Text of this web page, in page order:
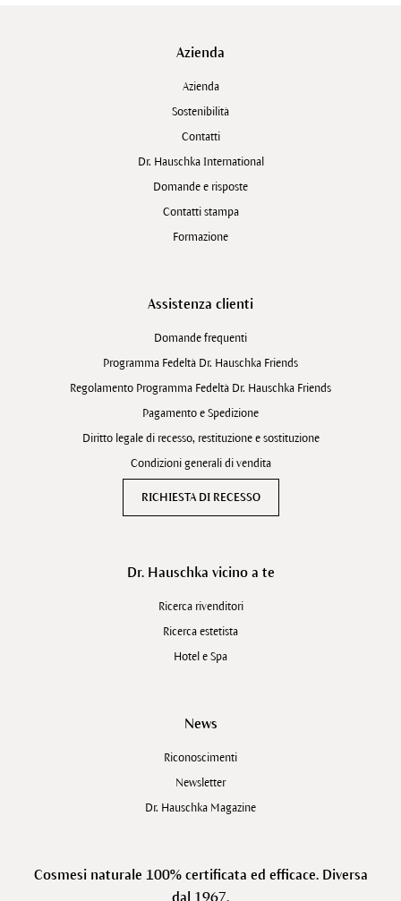
Azienda
Azienda
Sostenibilità
Contatti
Dr. Hauschka International
Domande e risposte
Contatti stampa
Formazione
Assistenza clienti
Domande frequenti
Programma Fedeltà Dr. Hauschka Friends
Regolamento Programma Fedeltà Dr. Hauschka Friends
Pagamento e Spedizione
Diritto legale di recesso, restituzione e sostituzione
Condizioni generali di vendita
RICHIESTA DI RECESSO
Dr. Hauschka vicino a te
Ricerca rivenditori
Ricerca estetista
Hotel e Spa
News
Riconoscimenti
Newsletter
Dr. Hauschka Magazine
Cosmesi naturale 100% certificata ed efficace. Diversa
dal 1967.